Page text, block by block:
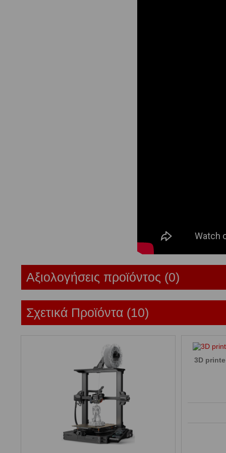
Αξιολογήσεις προϊόντος (0)
Σχετικά Προϊόντα (10)
3D